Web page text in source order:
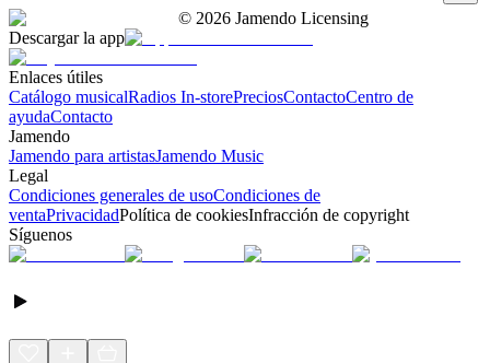
© 2026 Jamendo Licensing
Descargar la app
Enlaces útiles
Catálogo musicalRadios In-storePreciosContactoCentro de
ayudaContacto
Jamendo
Jamendo para artistasJamendo Music
Legal
Condiciones generales de usoCondiciones de
ventaPrivacidadPolítica de cookiesInfracción de copyright
Síguenos